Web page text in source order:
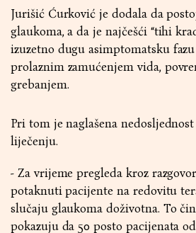
Jurišić Ćurković je dodala da
glaukoma, a da je najčešći “tihi
izuzetno dugu asimptomatsku
prolaznim zamućenjem vida,
grebanjem.
Pri tom je naglašena
liječenju.
- Za vrijeme pregleda kroz
potaknuti pacijente na redovitu
slučaju glaukoma doživotna. To
pokazuju da 50 posto pacijenata